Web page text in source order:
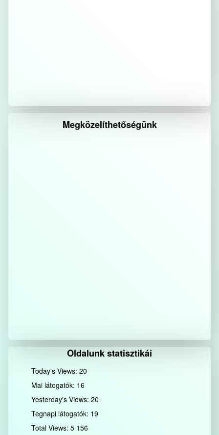
Megközelíthetőségünk
Oldalunk statisztikái
Today's Views:20
Mai látogatók: 16
Yesterday's Views:20
Tegnapi látogatók: 19
Total Views:5 156